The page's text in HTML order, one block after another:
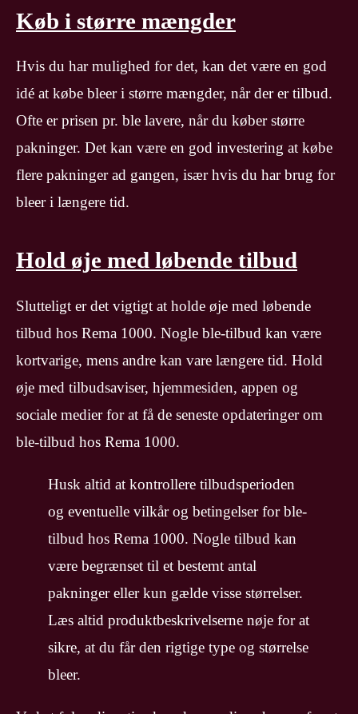
Køb i større mængder
Hvis du har mulighed for det, kan det være en god
idé at købe bleer i større mængder, når der er tilbud.
Ofte er prisen pr. ble lavere, når du køber større
pakninger. Det kan være en god investering at købe
flere pakninger ad gangen, især hvis du har brug for
bleer i længere tid.
Hold øje med løbende tilbud
Slutteligt er det vigtigt at holde øje med løbende
tilbud hos Rema 1000. Nogle ble-tilbud kan være
kortvarige, mens andre kan vare længere tid. Hold
øje med tilbudsaviser, hjemmesiden, appen og
sociale medier for at få de seneste opdateringer om
ble-tilbud hos Rema 1000.
Husk altid at kontrollere tilbudsperioden
og eventuelle vilkår og betingelser for ble-
tilbud hos Rema 1000. Nogle tilbud kan
være begrænset til et bestemt antal
pakninger eller kun gælde visse størrelser.
Læs altid produktbeskrivelserne nøje for at
sikre, at du får den rigtige type og størrelse
bleer.